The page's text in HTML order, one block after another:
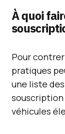
À quoi
Pour
pratiques
une liste
souscription
véhicules